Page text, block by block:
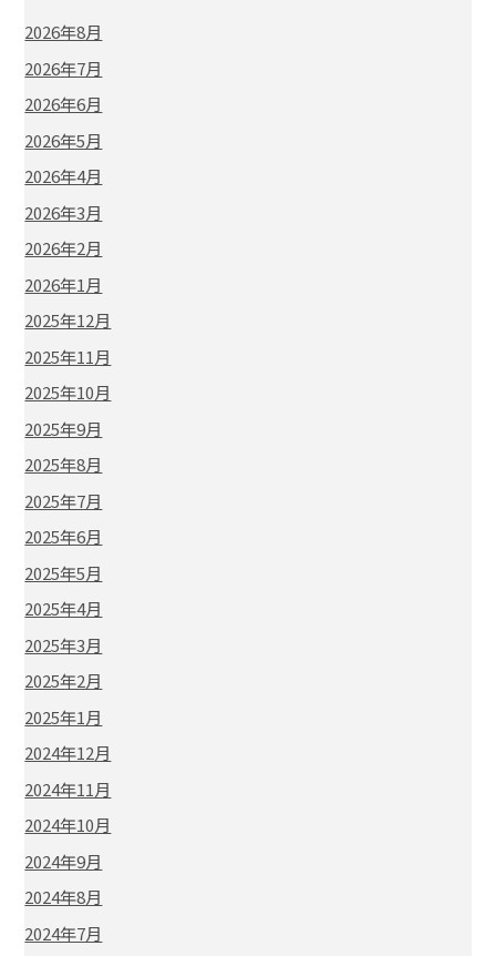
2026年8月
2026年7月
2026年6月
2026年5月
2026年4月
2026年3月
2026年2月
2026年1月
2025年12月
2025年11月
2025年10月
2025年9月
2025年8月
2025年7月
2025年6月
2025年5月
2025年4月
2025年3月
2025年2月
2025年1月
2024年12月
2024年11月
2024年10月
2024年9月
2024年8月
2024年7月